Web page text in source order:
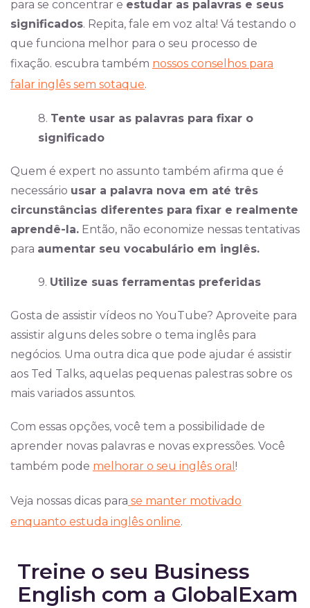
para se concentrar e estudar as palavras e seus
significados. Repita, fale em voz alta! Vá testando o
que funciona melhor para o seu processo de
fixação. escubra também nossos conselhos para
falar inglês sem sotaque.
8. Tente usar as palavras para fixar o
significado
Quem é expert no assunto também afirma que é
necessário usar a palavra nova em até três
circunstâncias diferentes para fixar e realmente
aprendê-la. Então, não economize nessas tentativas
para aumentar seu vocabulário em inglês.
9. Utilize suas ferramentas preferidas
Gosta de assistir vídeos no YouTube? Aproveite para
assistir alguns deles sobre o tema inglês para
negócios. Uma outra dica que pode ajudar é assistir
aos Ted Talks, aquelas pequenas palestras sobre os
mais variados assuntos.
Com essas opções, você tem a possibilidade de
aprender novas palavras e novas expressões. Você
também pode melhorar o seu inglês oral !
Veja nossas dicas para se manter motivado
enquanto estuda inglês online.
Treine o seu Business
English com a GlobalExam